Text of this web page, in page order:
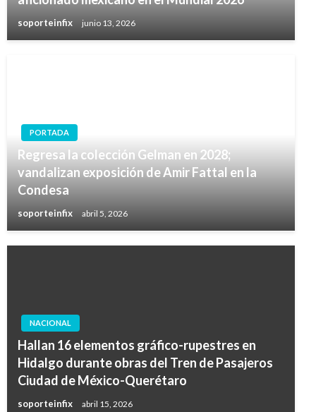
soporteinfix junio 13, 2026
PORTADA
Regresa la colección Gelman en 2028;
vandalizan exposición de Amir Fattal en la
Condesa
soporteinfix abril 5, 2026
NACIONAL
Hallan 16 elementos gráfico-rupestres en
Hidalgo durante obras del Tren de Pasajeros
Ciudad de México-Querétaro
soporteinfix abril 15, 2026